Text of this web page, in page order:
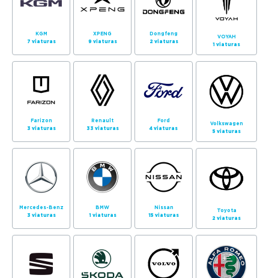
KGM
7 viaturas
XPENG
9 viaturas
Dongfeng
2 viaturas
VOYAH
1 viaturas
Farizon
3 viaturas
Renault
33 viaturas
Ford
4 viaturas
Volkswagen
5 viaturas
Mercedes-Benz
3 viaturas
BMW
1 viaturas
Nissan
15 viaturas
Toyota
2 viaturas